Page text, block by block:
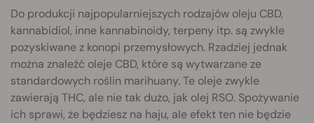
Do produkcji najpopularniejszych rodzajów oleju CBD,
kannabidiol, inne kannabinoidy, terpeny itp. są zwykle
pozyskiwane z konopi przemysłowych. Rzadziej jednak
można znaleźć oleje CBD, które są wytwarzane ze
standardowych roślin marihuany. Te oleje zwykle
zawierają THC, ale nie tak dużo, jak olej RSO. Spożywanie
ich sprawi, że będziesz na haju, ale efekt ten nie będzie